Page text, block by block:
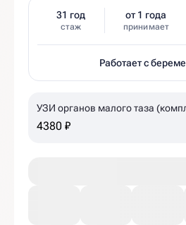
31 год
стаж
от 1 года
принимает
Работает с
УЗИ органов малого таза
4380 ₽